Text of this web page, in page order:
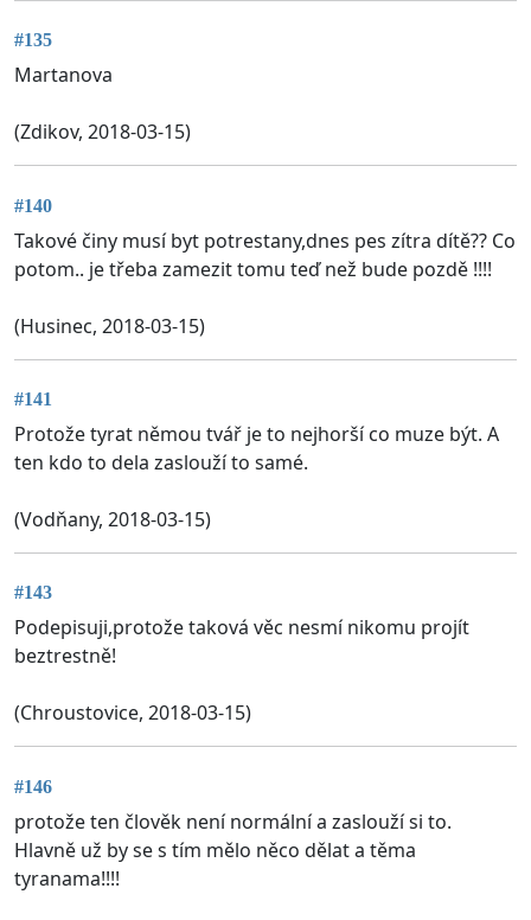
#135
Martanova
(Zdikov, 2018-03-15)
#140
Takové činy musí byt potrestany,dnes pes zítra dítě?? Co
potom.. je třeba zamezit tomu teď než bude pozdě !!!!
(Husinec, 2018-03-15)
#141
Protože tyrat němou tvář je to nejhorší co muze být. A
ten kdo to dela zaslouží to samé.
(Vodňany, 2018-03-15)
#143
Podepisuji,protože taková věc nesmí nikomu projít
beztrestně!
(Chroustovice, 2018-03-15)
#146
protože ten člověk není normální a zaslouží si to.
Hlavně už by se s tím mělo něco dělat a těma
tyranama!!!!